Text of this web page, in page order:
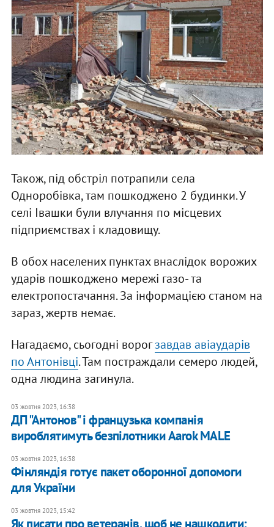
Також, під обстріл потрапили села
Одноробівка, там пошкоджено 2 будинки. У
селі Івашки були влучання по місцевих
підприємствах і кладовищу.
В обох населених пунктах внаслідок ворожих
ударів пошкоджено мережі газо- та
електропостачання. За інформацією станом на
зараз, жертв немає.
Нагадаємо, сьогодні ворогзавдав авіаударів
по Антонівці. Там постраждали семеро людей,
одна людина загинула.
03 жовтня 2023, 16:38
ДП "Антонов" і французька компанія
вироблятимуть безпілотники Aarok MALE
03 жовтня 2023, 16:38
Фінляндія готує пакет оборонної допомоги
для України
03 жовтня 2023, 15:42